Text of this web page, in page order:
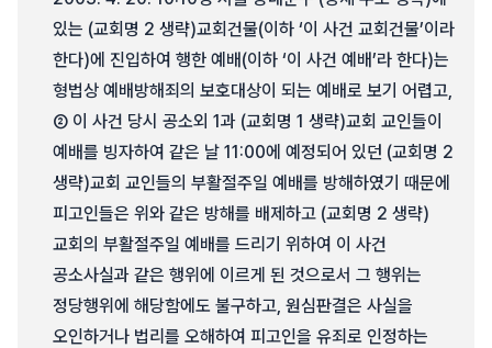
있는 (교회명 2 생략)교회건물(이하 ‘이 사건 교회건물’이라
한다)에 진입하여 행한 예배(이하 ‘이 사건 예배’라 한다)는
형법상 예배방해죄의 보호대상이 되는 예배로 보기 어렵고,
② 이 사건 당시 공소외 1과 (교회명 1 생략)교회 교인들이
예배를 빙자하여 같은 날 11:00에 예정되어 있던 (교회명 2
생략)교회 교인들의 부활절주일 예배를 방해하였기 때문에
피고인들은 위와 같은 방해를 배제하고 (교회명 2 생략)
교회의 부활절주일 예배를 드리기 위하여 이 사건
공소사실과 같은 행위에 이르게 된 것으로서 그 행위는
정당행위에 해당함에도 불구하고, 원심판결은 사실을
오인하거나 법리를 오해하여 피고인을 유죄로 인정하는